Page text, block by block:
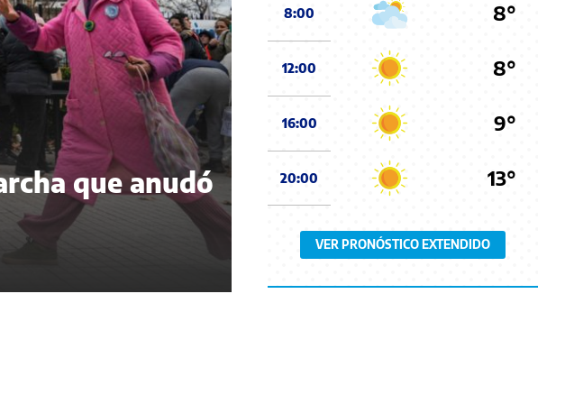
que anudó
8:00 8°
12:00 8°
16:00 9°
20:00 13°
VER PRONÓSTICO EXTENDIDO